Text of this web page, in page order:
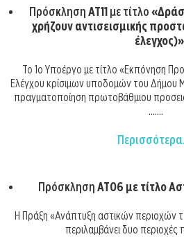
ΠρόσκλησηΑΤ11με τίτλο
χρήζουν αντισεισμικής
Το 1ο Υποέργο με τίτλο «Εκπόνηση
Ελέγχου κρίσιμων υποδομών του
πραγματοποίηση πρωτοβάθμιου
.......
ΠρόσκλησηΑΤ06 με τίτλο
Η Πράξη «Ανάπτυξη αστικών
περιλαμβάνει δυο περιοχές